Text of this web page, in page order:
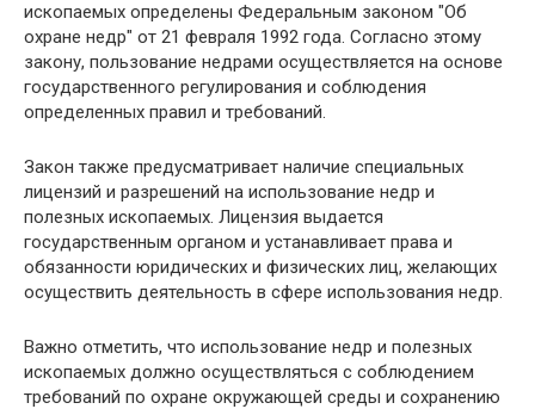
ископаемых определены Федеральным законом "Об
охране недр" от 21 февраля 1992 года. Согласно этому
закону, пользование недрами осуществляется на основе
государственного регулирования и соблюдения
определенных правил и требований.
Закон также предусматривает наличие специальных
лицензий и разрешений на использование недр и
полезных ископаемых. Лицензия выдается
государственным органом и устанавливает права и
обязанности юридических и физических лиц, желающих
осуществить деятельность в сфере использования недр.
Важно отметить, что использование недр и полезных
ископаемых должно осуществляться с соблюдением
требований по охране окружающей среды и сохранению